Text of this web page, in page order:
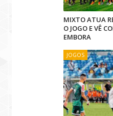
MIXTO ATUA
O JOGO E VÊ
EMBORA
JOGOS